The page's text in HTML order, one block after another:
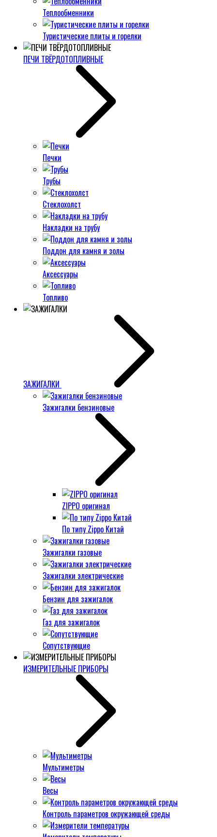
Теплообменники
Туристические плиты и горелки
ПЕЧИ ТВЁРДОТОПЛИВНЫЕ
Печки
Трубы
Стеклохолст
Накладки на трубу
Поддон для камня и золы
Аксессуары
Топливо
ЗАЖИГАЛКИ
Зажигалки бензиновые
ZIPPO оригинал
По типу Zippo Китай
Зажигалки газовые
Зажигалки электрические
Бензин для зажигалок
Газ для зажигалок
Сопутствующие
ИЗМЕРИТЕЛЬНЫЕ ПРИБОРЫ
Мультиметры
Весы
Контроль параметров окружающей среды